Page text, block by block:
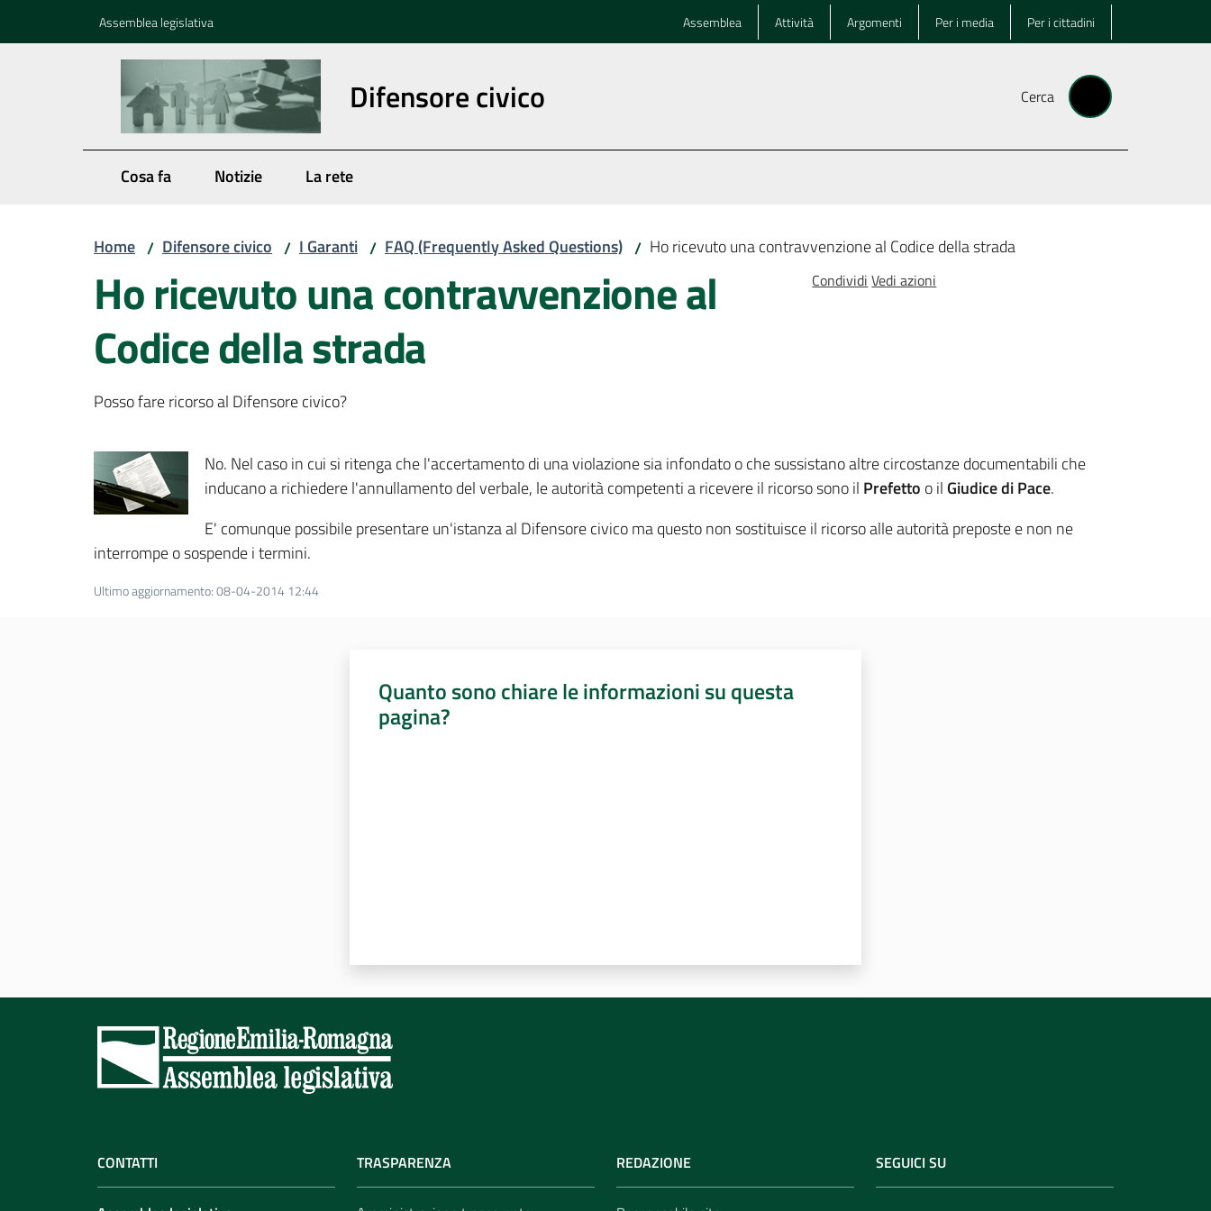
Assemblea legislativa Assemblea Attività Argomenti Per i media Per i cittadini
Difensore civico Cerca
Cosa fa Notizie La rete
Home / Difensore civico / I Garanti / FAQ (Frequently Asked Questions) / Ho ricevuto una contravvenzione al Codice della strada
Ho ricevuto una contravvenzione al
Codice della strada
Posso fare ricorso al Difensore civico?
Condividi Vedi azioni
No. Nel caso in cui si ritenga che l'accertamento di una violazione sia infondato o che sussistano altre circostanze documentabili che
inducano a richiedere l'annullamento del verbale, le autorità competenti a ricevere il ricorso sono il Prefetto o il Giudice di Pace.
E' comunque possibile presentare un'istanza al Difensore civico ma questo non sostituisce il ricorso alle autorità preposte e non ne
interrompe o sospende i termini.
Ultimo aggiornamento:08-04-2014 12:44
Quanto sono chiare le informazioni su questa
pagina?
CONTATTI TRASPARENZA REDAZIONE SEGUICI SU